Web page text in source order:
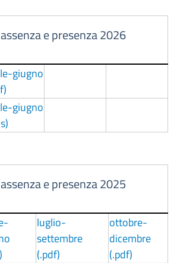
e presenza 2026
giugno
giugno
e presenza 2025
luglio-
settembre
(.pdf)
ottobre-
dicembre
(.pdf)